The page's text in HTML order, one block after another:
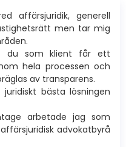
affärsjuridik, generell
men tar mig
du som klient får ett
hela processen och
av transparens.
bästa lösningen
arbetade jag som
advokatbyrå